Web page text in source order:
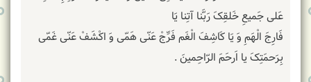
عَلی جَمیعِ خَلقِکَ رَبَّنا آتِنا یَا
فَارِجَ‏ الْهَمِ‏ وَ یَا کَاشِفَ‏ الْغَم‏ فَرِّجْ عَنّی هَمّی وَ اکْشَفْ عَنّی غَمّی
بِرَحمَتِکَ یا اَرحَمَ الرّاحِمینَ .